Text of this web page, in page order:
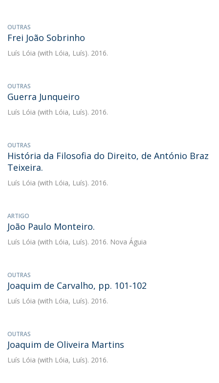
OUTRAS
Frei João Sobrinho
Luís Lóia (with Lóia, Luís). 2016.
OUTRAS
Guerra Junqueiro
Luís Lóia (with Lóia, Luís). 2016.
OUTRAS
História da Filosofia do Direito, de António Braz
Teixeira.
Luís Lóia (with Lóia, Luís). 2016.
ARTIGO
João Paulo Monteiro.
Luís Lóia (with Lóia, Luís). 2016. Nova Águia
OUTRAS
Joaquim de Carvalho, pp. 101-102
Luís Lóia (with Lóia, Luís). 2016.
OUTRAS
Joaquim de Oliveira Martins
Luís Lóia (with Lóia, Luís). 2016.